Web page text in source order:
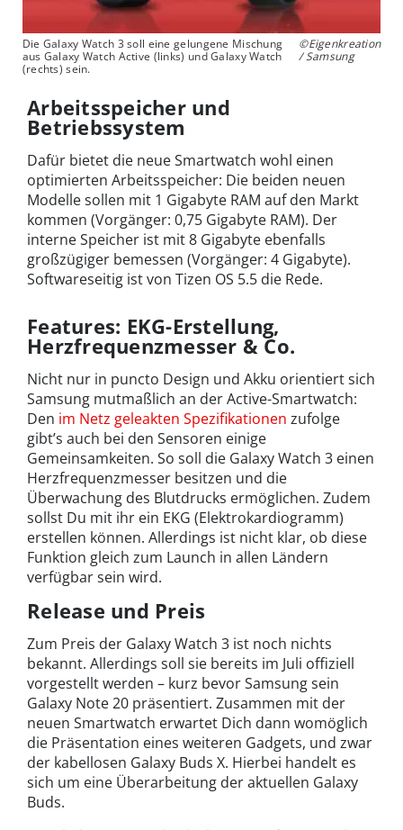
Die Galaxy Watch 3 soll eine gelungene Mischung
aus Galaxy Watch Active (links) und Galaxy Watch
(rechts) sein.
©Eigenkreation
/ Samsung
Arbeitsspeicher und
Betriebssystem
Dafür bietet die neue Smartwatch wohl einen
optimierten Arbeitsspeicher: Die beiden neuen
Modelle sollen mit 1 Gigabyte RAM auf den Markt
kommen (Vorgänger: 0,75 Gigabyte RAM). Der
interne Speicher ist mit 8 Gigabyte ebenfalls
großzügiger bemessen (Vorgänger: 4 Gigabyte).
Softwareseitig ist von Tizen OS 5.5 die Rede.
Features: EKG-Erstellung,
Herzfrequenzmesser & Co.
Nicht nur in puncto Design und Akku orientiert sich
Samsung mutmaßlich an der Active-Smartwatch:
Den im Netz geleakten Spezifikationen zufolge
gibt’s auch bei den Sensoren einige
Gemeinsamkeiten. So soll die Galaxy Watch 3 einen
Herzfrequenzmesser besitzen und die
Überwachung des Blutdrucks ermöglichen. Zudem
sollst Du mit ihr ein EKG (Elektrokardiogramm)
erstellen können. Allerdings ist nicht klar, ob diese
Funktion gleich zum Launch in allen Ländern
verfügbar sein wird.
Release und Preis
Zum Preis der Galaxy Watch 3 ist noch nichts
bekannt. Allerdings soll sie bereits im Juli offiziell
vorgestellt werden – kurz bevor Samsung sein
Galaxy Note 20 präsentiert. Zusammen mit der
neuen Smartwatch erwartet Dich dann womöglich
die Präsentation eines weiteren Gadgets, und zwar
der kabellosen Galaxy Buds X. Hierbei handelt es
sich um eine Überarbeitung der aktuellen Galaxy
Buds.